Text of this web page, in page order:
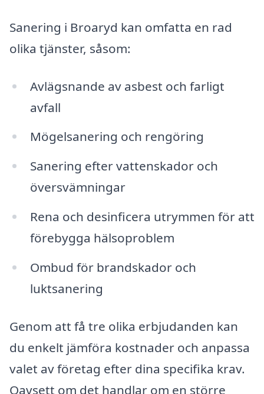
Sanering i Broaryd kan omfatta en rad
olika tjänster, såsom:
Avlägsnande av asbest och farligt
avfall
Mögelsanering och rengöring
Sanering efter vattenskador och
översvämningar
Rena och desinficera utrymmen för att
förebygga hälsoproblem
Ombud för brandskador och
luktsanering
Genom att få tre olika erbjudanden kan
du enkelt jämföra kostnader och anpassa
valet av företag efter dina specifika krav.
Oavsett om det handlar om en större